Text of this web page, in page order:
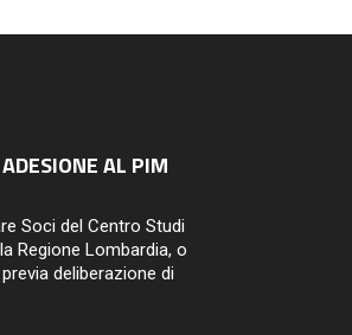
AL PIM
Soci del Centro Studi
Regione Lombardia, o
deliberazione di